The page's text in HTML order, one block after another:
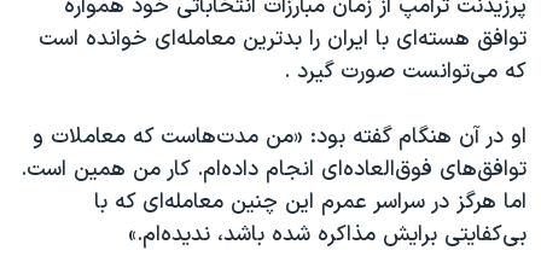
پرزیدنت ترامپ از زمان مبارزات انتخاباتی خود همواره
توافق هسته‌ای با ایران را بدترین معامله‌ای خوانده است
که می‌توانست صورت گیرد .
او در آن هنگام گفته بود: «من مدت‌هاست که معاملات و
توافق‌های فوق‌العاده‌ای انجام داده‌ام. کار من همین است.
اما هرگز در سراسر عمرم این چنین معامله‌ای که با
بی‌کفایتی برایش مذاکره شده باشد، ندیده‌ام.»